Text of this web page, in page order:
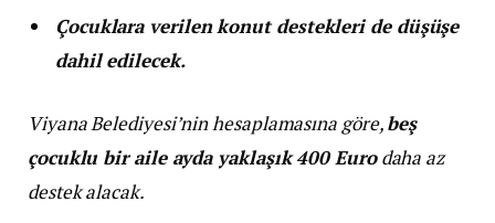
Çocuklara verilen konut destekleri de düşüşe
dahil edilecek.
Viyana Belediyesi’nin hesaplamasına göre,beş
çocuklu bir aile ayda yaklaşık 400 Eurodaha az
destek alacak.